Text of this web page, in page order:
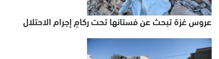
عروس غزة تبحث عن فستانها تحت ركامٍ إجرام الاحتلال